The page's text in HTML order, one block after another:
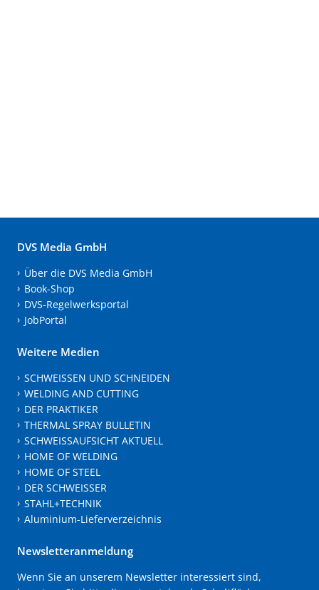
DVS Media GmbH
Über die DVS Media GmbH
Book-Shop
DVS-Regelwerksportal
JobPortal
Weitere Medien
SCHWEISSEN UND SCHNEIDEN
WELDING AND CUTTING
DER PRAKTIKER
THERMAL SPRAY BULLETIN
SCHWEISSAUFSICHT AKTUELL
HOME OF WELDING
HOME OF STEEL
DER SCHWEISSER
STAHL+TECHNIK
Aluminium-Lieferverzeichnis
Newsletteranmeldung
Wenn Sie an unserem Newsletter interessiert sind,